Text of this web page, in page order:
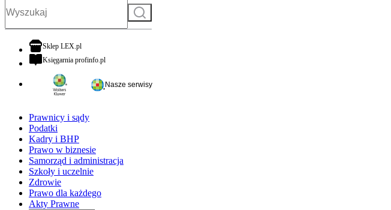
Szukaj
Sklep LEX.plotwiera się w nowej karcie
Księgarnia profinfo.plotwiera się w nowej karcie
Nasze serwisy
Prawnicy i sądy
Podatki
Kadry i BHP
Prawo w biznesie
Samorząd i administracja
Szkoły i uczelnie
Zdrowie
Prawo dla każdego
Akty Prawne